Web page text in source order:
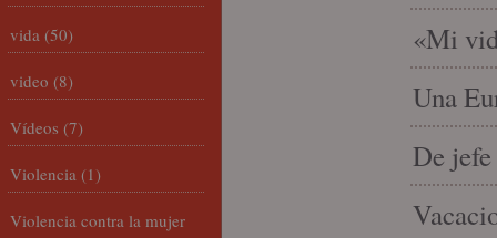
«Mi
Una
De
vida (50)
video (8)
Vídeos (7)
Violencia (1)
Violencia contra la mujer